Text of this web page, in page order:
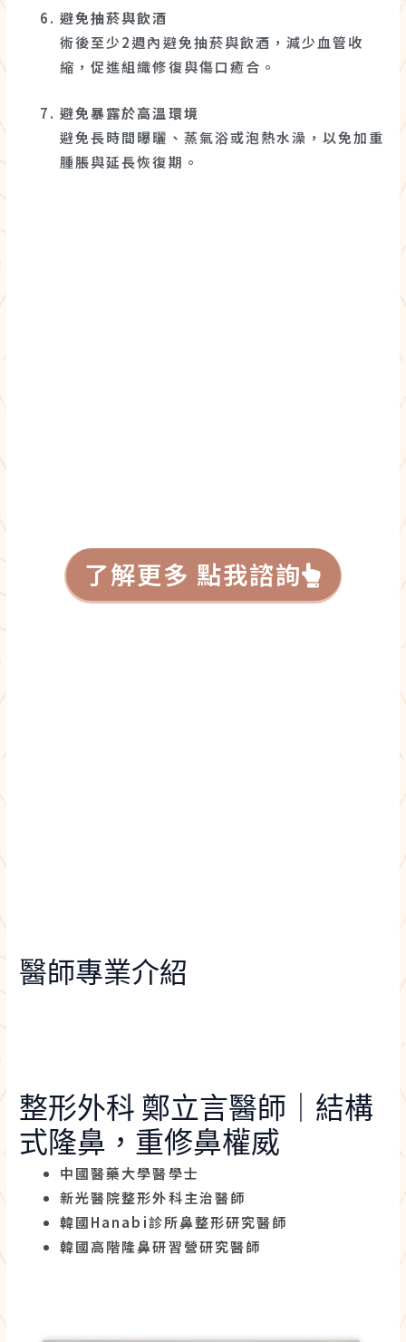
避免抽菸與飲酒
術後至少2週內避免抽菸與飲酒，減少血管收
縮，促進組織修復與傷口癒合。
避免暴露於高溫環境
避免長時間曝曬、蒸氣浴或泡熱水澡，以免加重
腫脹與延長恢復期。
了解更多 點我諮詢
醫師專業介紹
整形外科 鄭立言醫師｜結構
式隆鼻，重修鼻權威
中國醫藥大學醫學士
新光醫院整形外科主治醫師
韓國Hanabi診所鼻整形研究醫師
韓國高階隆鼻研習營研究醫師